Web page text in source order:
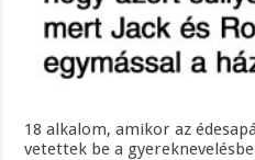
18 alkalom, amikor az
vetettek be a